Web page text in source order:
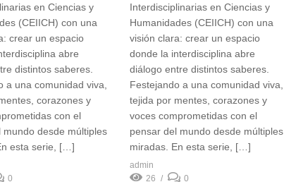
en Ciencias y
(CEIICH) con una
crear un espacio
abre
distintos saberes.
a una comunidad viva,
corazones y
con el
mundo desde múltiples
esta serie, […]
0
Interdisciplinarias en Ciencias y
Humanidades (CEIICH) con una
visión clara: crear un espacio
donde la interdisciplina abre
diálogo entre distintos saberes.
Festejando a una comunidad viva,
tejida por mentes, corazones y
voces comprometidas con el
pensar del mundo desde múltiples
miradas. En esta serie, […]
admin
26
0